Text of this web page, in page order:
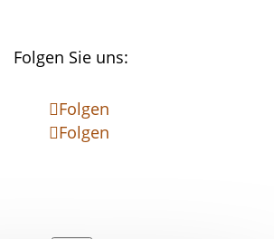
Folgen Sie uns:
Folgen
Folgen